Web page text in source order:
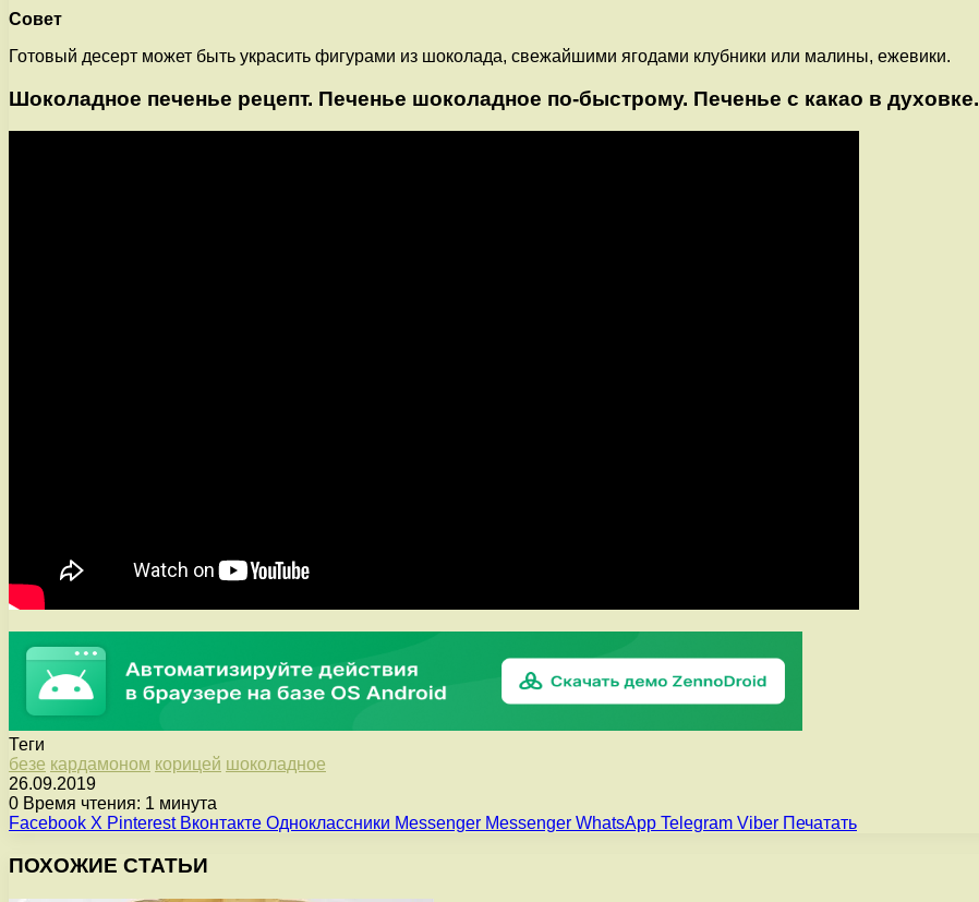
Совет
Готовый десерт может быть украсить фигурами из шоколада, свежайшими ягодами клубники или малины, ежевики.
Шоколадное печенье рецепт. Печенье шоколадное по-быстрому. Печенье с какао в духовке.
Теги
безе кардамоном корицей шоколадное
26.09.2019
0 Время чтения: 1 минута
Facebook X Pinterest Вконтакте Одноклассники Messenger Messenger WhatsApp Telegram Viber Печатать
ПОХОЖИЕ СТАТЬИ